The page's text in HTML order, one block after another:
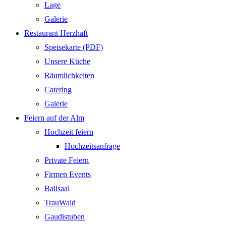
Lage
Galerie
Restaurant Herzhaft
Speisekarte (PDF)
Unsere Küche
Räumlichkeiten
Catering
Galerie
Feiern auf der Alm
Hochzeit feiern
Hochzeitsanfrage
Private Feiern
Firmen Events
Ballsaal
TrauWald
Gaudistuben